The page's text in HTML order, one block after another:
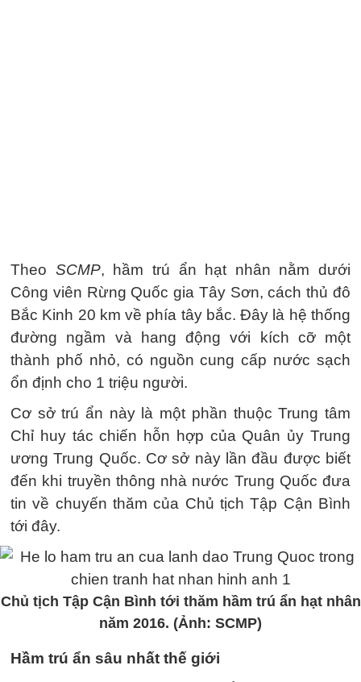
Theo SCMP, hầm trú ẩn hạt nhân nằm dưới
Công viên Rừng Quốc gia Tây Sơn, cách thủ đô
Bắc Kinh 20 km về phía tây bắc. Đây là hệ thống
đường ngầm và hang động với kích cỡ một
thành phố nhỏ, có nguồn cung cấp nước sạch
ổn định cho 1 triệu người.
Cơ sở trú ẩn này là một phần thuộc Trung tâm
Chỉ huy tác chiến hỗn hợp của Quân ủy Trung
ương Trung Quốc. Cơ sở này lần đầu được biết
đến khi truyền thông nhà nước Trung Quốc đưa
tin về chuyến thăm của Chủ tịch Tập Cận Bình
tới đây.
Chủ tịch Tập Cận Bình tới thăm hầm trú ẩn hạt nhân
năm 2016. (Ảnh: SCMP)
Hầm trú ẩn sâu nhất thế giới